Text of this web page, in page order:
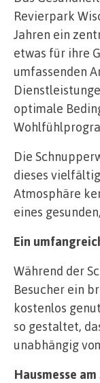
Revierpark
Jahren ein
etwas für ihre
umfassenden
optimale
Die
dieses
Atmosphäre
eines
Ein
Während der
Besucher ein
kostenlos
so gestaltet,
unabhängig
Hausmesse